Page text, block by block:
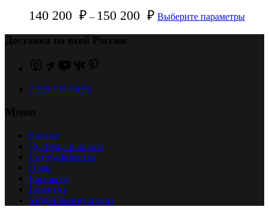
140 200 ₽ – 150 200 ₽ Выберите параметры
Доставка по всей России
7 939 737 00 99
Меню
Каталог
Доставка и оплата
Сотрудничество
О нас
Контакты
Гарантия
Уход и эксплуатация